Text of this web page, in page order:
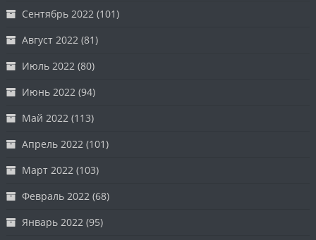
Сентябрь 2022 (101)
Август 2022 (81)
Июль 2022 (80)
Июнь 2022 (94)
Май 2022 (113)
Апрель 2022 (101)
Март 2022 (103)
Февраль 2022 (68)
Январь 2022 (95)